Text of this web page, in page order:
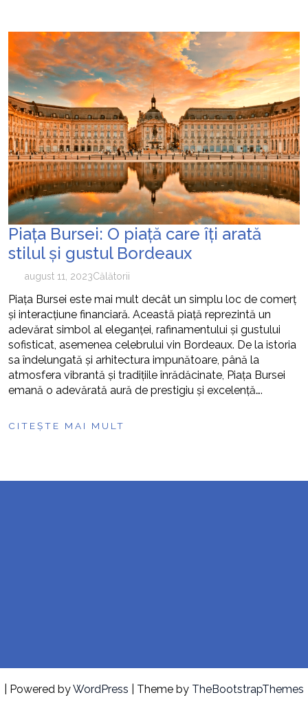
Piața Bursei: O piață care îți arată
stilul și gustul Bordeaux
august 11, 2023Călătorii
Piața Bursei este mai mult decât un simplu loc de comerț
și interacțiune financiară. Această piață reprezintă un
adevărat simbol al eleganței, rafinamentului și gustului
sofisticat, asemenea celebrului vin Bordeaux. De la istoria
sa îndelungată și arhitectura impunătoare, până la
atmosfera vibrantă și tradițiile înrădăcinate, Piața Bursei
emană o adevărată aură de prestigiu și excelență….
CITEȘTE MAI MULT
| Powered byWordPress | Theme by TheBootstrapThemes